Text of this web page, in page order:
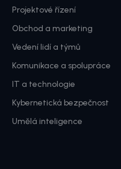
Projektové řízení
Obchod a marketing
Vedení lidí a týmů
Komunikace a spolupráce
IT a technologie
Kybernetická bezpečnost
Umělá inteligence